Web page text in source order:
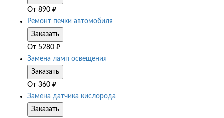
От 890 ₽
Ремонт печки автомобиля
Заказать
От 5280 ₽
Замена ламп освещения
Заказать
От 360 ₽
Замена датчика кислорода
Заказать